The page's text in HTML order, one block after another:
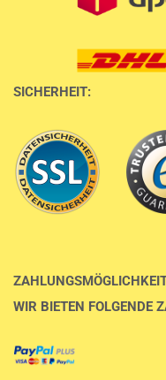
SICHERHEIT:
WIR BIETEN FOLGENDE